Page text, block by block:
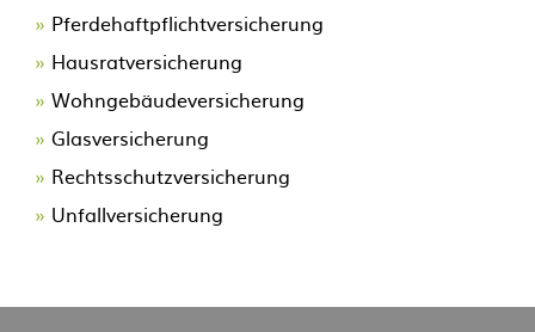
Pferdehaftpflichtversicherung
Hausratversicherung
Wohngebäudeversicherung
Glasversicherung
Rechtsschutzversicherung
Unfallversicherung